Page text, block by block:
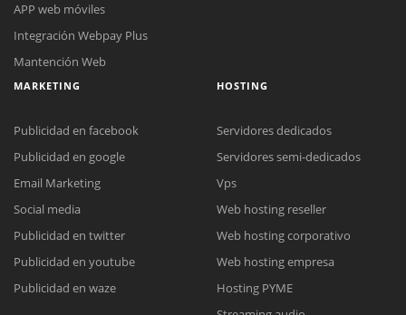
Meet para la reunión online.
Cotización
Complete el formulario y nos contactaremos a la brevedad.
Chat Online
Todos nuestros ejecutivos están fuera de línea. Complete el formulario
para enviarnos un correo electrónico con sus datos personales.
APP web móviles
Integración Webpay Plus
Mantención Web
MARKETING
Publicidad en facebook
Publicidad en google
Email Marketing
Social media
Publicidad en twitter
Publicidad en youtube
Publicidad en waze
HOSTING
Servidores dedicados
Servidores semi-dedicados
Vps
Web hosting reseller
Web hosting corporativo
Web hosting empresa
Hosting PYME